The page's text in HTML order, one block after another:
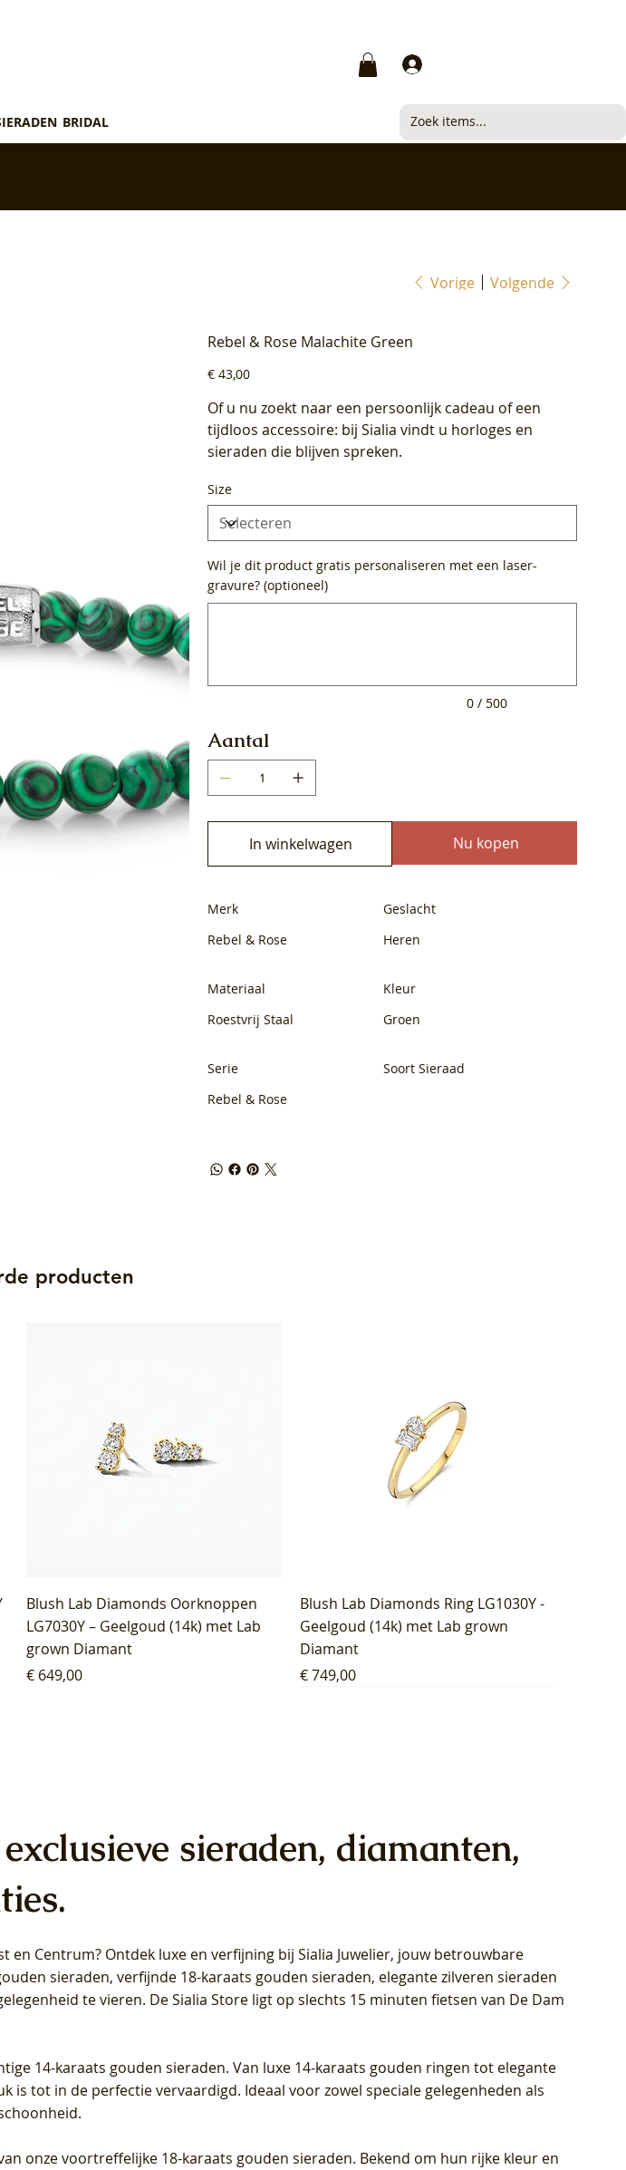
BRIDAL
Vorige Volgende
Rebel & Rose Malachite Green
Prijs
€ 43,00
Of u nu zoekt naar een persoonlijk cadeau of een
tijdloos accessoire: bij Sialia vindt u horloges en
sieraden die blijven spreken.
Size
Wil je dit product gratis personaliseren met een laser-
gravure? (optioneel)
0 / 500
Aantal
In winkelwagen Nu kopen
Merk
Rebel & Rose
Geslacht
Heren
Materiaal
Roestvrij Staal
Kleur
Groen
Serie
Rebel & Rose
Soort Sieraad
producten
Blush Lab Diamonds Oorknoppen
LG7030Y – Geelgoud (14k) met Lab
grown Diamant
Prijs
€ 649,00
Blush Lab Diamonds Ring LG1030Y -
Geelgoud (14k) met Lab grown
Diamant
Prijs
€ 749,00
Blush Lab Diamonds Ring LG1028Y -
Geelgoud (14k) met Lab grown
Diamant
Blush Lab Diamonds Collier LG3014Y
- Geelgoud (14k) met Lab grown
Diamant
Blush Lab Diamonds Oorknoppen
LG7027Y - Geelgoud (14k) met Lab
grown Diamant
Blush Lab Diamonds Ring LG1029Y -
Geelgoud (14k) met Lab grown
Diamant
Blush Lab Diamonds Oorknoppen
LG7026Y - Geelgoud (14k) met Lab
grown Diamant
Blush Lab Diamonds Oorknoppen
LG7033Y – Geelgoud (14k) met Lab
grown Diamant
sieraden, diamanten,
en Centrum? Ontdek luxe en verfijning bij Sialia Juwelier, jouw betrouwbare
sieraden, verfijnde 18-karaats gouden sieraden, elegante zilveren sieraden
te vieren. De Sialia Store ligt op slechts 15 minuten fietsen van De Dam
14-karaats gouden sieraden. Van luxe 14-karaats gouden ringen tot elegante
tot in de perfectie vervaardigd. Ideaal voor zowel speciale gelegenheden als
onze voortreffelijke 18-karaats gouden sieraden. Bekend om hun rijke kleur en